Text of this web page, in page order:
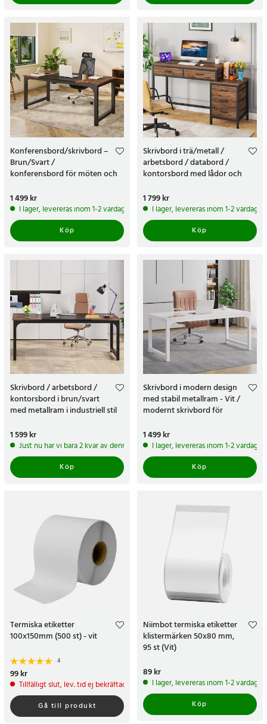
Konferensbord/skrivbord –
Brun/Svart /
konferensbord för möten och
hemmakontor
Pris:1 499 kr
1 499 kr
I lager, levereras inom 1-2 vardagar
Köp
Skrivbord i trä/metall /
arbetsbord / databord /
kontorsbord med lådor och
Pris:1 799 kr
1 799 kr
I lager, levereras inom 1-2 vardagar
Köp
Skrivbord / arbetsbord /
kontorsbord i brun/svart
med metallram i industriell stil
Pris:1 599 kr
1 599 kr
Just nu har vi bara 2 kvar av denna produkt
Köp
Skrivbord i modern design
med stabil metallram - Vit /
modernt skrivbord för
med metallram
Pris:1 499 kr
1 499 kr
I lager, levereras inom 1-2 vardagar
Köp
Termiska etiketter
100x150mm (500 st) - vit
4
Pris:
99 kr
Tillfälligt slut, lev. tid ej bekräftad.
Gå till produkt
Niimbot termiska etiketter
klistermärken 50x80 mm,
95 st (Vit)
Pris:89 kr
89 kr
I lager, levereras inom 1-2 vardagar
Köp